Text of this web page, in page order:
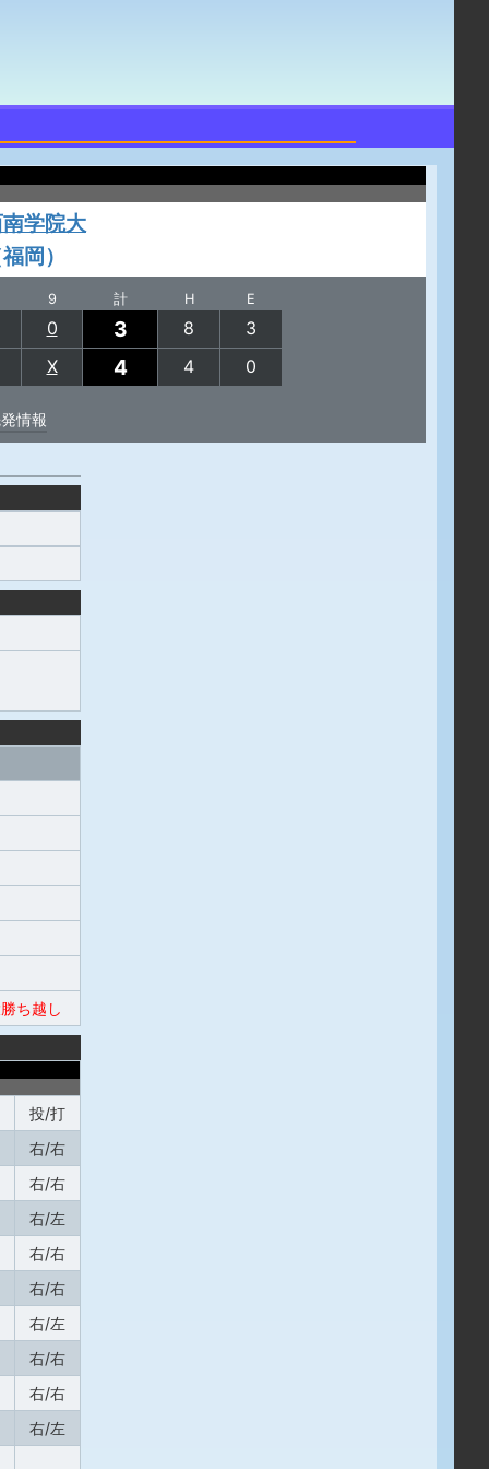
学院大
岡）
9 計 H E
0 3 8
3
X
4 4 0
情報
ち越し
投/打
右/右
右/右
右/左
右/右
右/右
右/左
右/右
右/右
右/左